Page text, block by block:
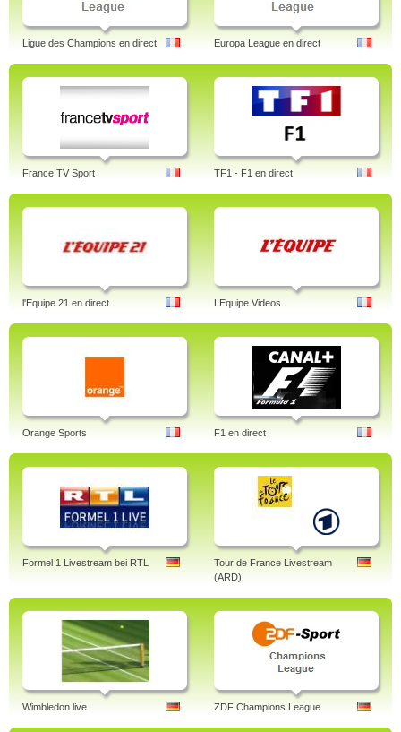
Ligue des Champions en direct Europa League en direct
France TV Sport TF1 - F1 en direct
l'Equipe 21 en direct LEquipe Videos
Orange Sports F1 en direct
Formel 1 Livestream bei RTL
Tour de France Livestream
(ARD)
Wimbledon live ZDF Champions League